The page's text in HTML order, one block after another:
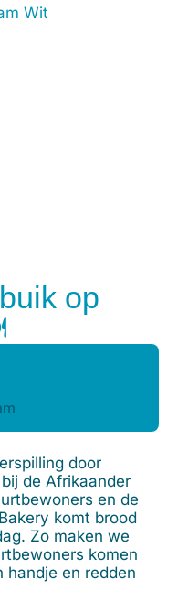
op
door
de Afrikaander
en de
komt brood
Zo maken we
komen
handje en redden